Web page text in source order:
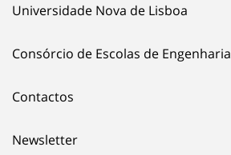
Universidade Nova de Lisboa
Consórcio de Escolas de Engenharia
Contactos
Newsletter